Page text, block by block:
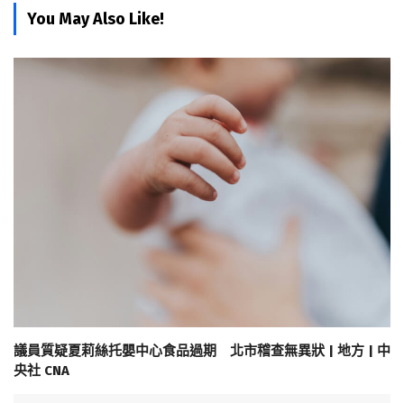
You May Also Like!
議員質疑夏莉絲托嬰中心食品過期 北市稽查無異狀 | 地方 | 中
央社 CNA